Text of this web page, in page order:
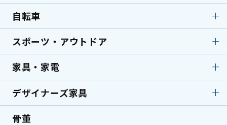
アコースティックギター
洋楽器
サックス
バイオリン
エフェクター
大工道具・電動工具
鉋・かんな
墨壷
天然砥石
小刀・切出
美容師用はさみ
測定器
マルノコ
自転車
自転車
クロスバイク
電動アシスト自転車
折りたたみ自転車
マウンテンバイク
ピストバイク
スポーツ・アウトドア
スポーツ・アウトドア
サーフボード
家具・家電
家具・家電
洗濯機
デザイナーズ家具
デザイナーズ家具
骨董